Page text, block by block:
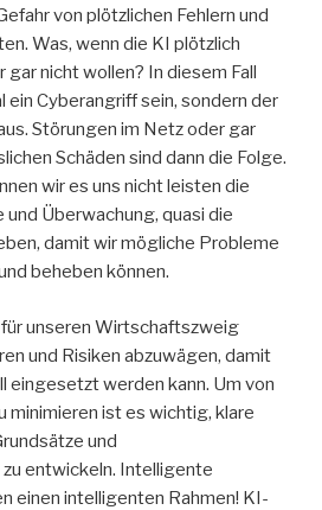
von plötzlichen Fehlern und
Was, wenn die KI plötzlich
nicht wollen? In diesem Fall
ein Cyberangriff sein, sondern der
Störungen im Netz oder gar
Schäden sind dann die Folge.
wir es uns nicht leisten die
Überwachung, quasi die
damit wir mögliche Probleme
beheben können.
unseren Wirtschaftszweig
und Risiken abzuwägen, damit
eingesetzt werden kann. Um von
minimieren ist es wichtig, klare
und
entwickeln. Intelligente
einen intelligenten Rahmen! KI-